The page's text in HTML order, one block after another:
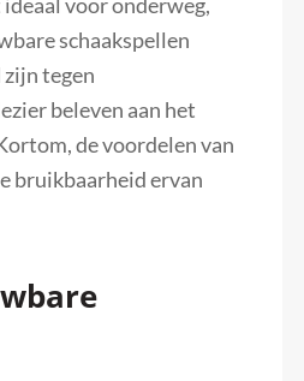
schaakspellen
zijn tegen
beleven aan het
de voordelen van
bruikbaarheid ervan